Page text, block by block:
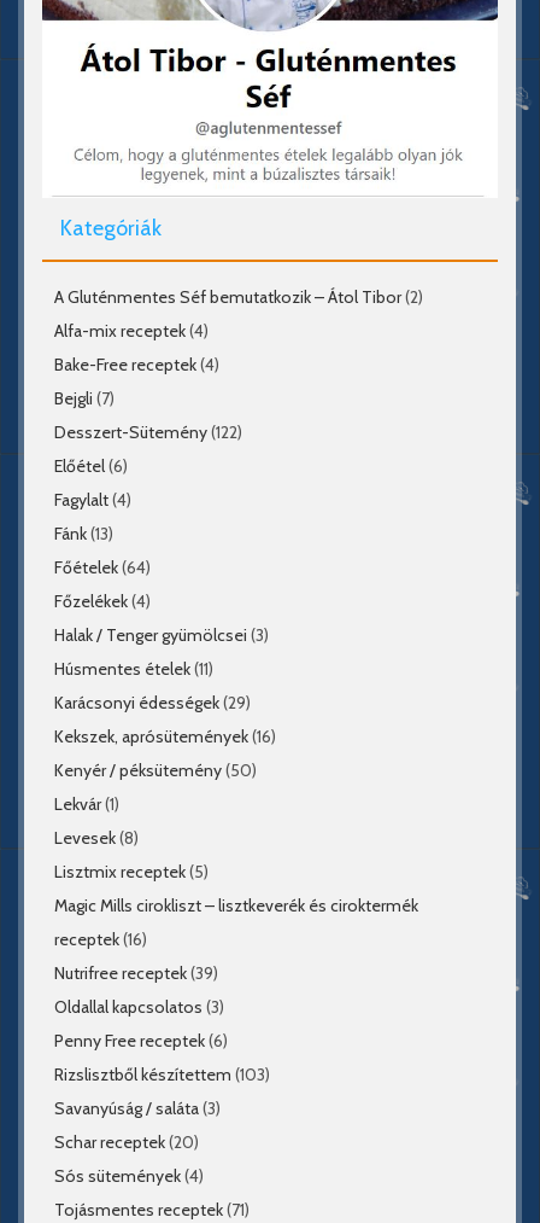
Kategóriák
A Gluténmentes Séf bemutatkozik – Átol Tibor(2)
Alfa-mix receptek(4)
Bake-Free receptek(4)
Bejgli (7)
Desszert-Sütemény(122)
Előétel(6)
Fagylalt(4)
Fánk(13)
Főételek(64)
Főzelékek(4)
Halak / Tenger gyümölcsei (3)
Húsmentes ételek(11)
Karácsonyi édességek(29)
Kekszek, aprósütemények(16)
Kenyér / péksütemény(50)
Lekvár(1)
Levesek(8)
Lisztmix receptek(5)
Magic Mills cirokliszt – lisztkeverék és ciroktermék
receptek(16)
Nutrifree receptek(39)
Oldallal kapcsolatos (3)
Penny Free receptek(6)
Rizslisztből készítettem (103)
Savanyúság / saláta(3)
Schar receptek(20)
Sós sütemények(4)
Tojásmentes receptek(71)